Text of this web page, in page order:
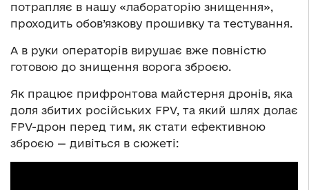
потрапляє в нашу «лабораторію знищення»,
проходить обов’язкову прошивку та тестування.
А в руки операторів вирушає вже повністю
готовою до знищення ворога зброєю.
Як працює прифронтова майстерня дронів, яка
доля збитих російських FPV, та який шлях долає
FPV-дрон перед тим, як стати ефективною
зброєю — дивіться в сюжеті: